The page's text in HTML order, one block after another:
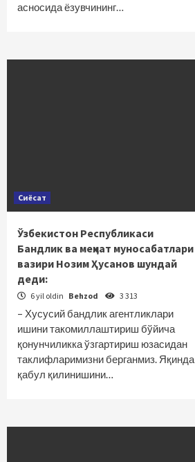
асносида ёзувчининг…
Сиёсат
Ўзбекистон Республикаси
Бандлик ва меҳнат муносабатлари
вазири Нозим Ҳусанов шундай
деди:
6 yil oldin Behzod 3 313
– Хусусий бандлик агентликлари
ишини такомиллаштириш бўйича
қонунчиликка ўзгартириш юзасидан
таклифларимизни берганмиз. Яқинда
қабул қилинишини…